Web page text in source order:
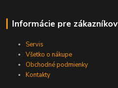
Informácie pre zákazníkov
Servis
Všetko o nákupe
Obchodné podmienky
Kontakty